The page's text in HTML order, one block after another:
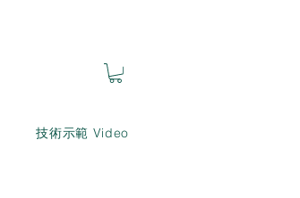
技術示範 Video